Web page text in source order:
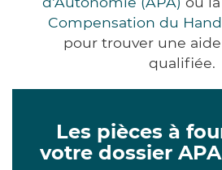
Compensation du
pour trouver une
qualifiée.
Les pièces à
votre dossier